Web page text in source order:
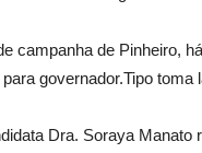
campanha de Pinheiro,
governador.Tipo toma
Dra. Soraya Manato